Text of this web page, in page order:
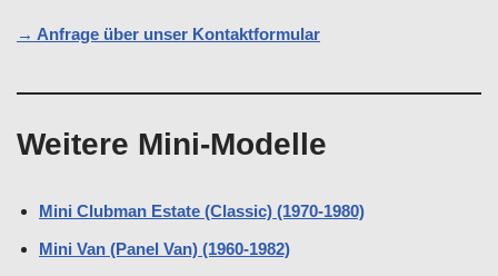
→ Anfrage über unser Kontaktformular
Weitere Mini-Modelle
Mini Clubman Estate (Classic) (1970-1980)
Mini Van (Panel Van) (1960-1982)